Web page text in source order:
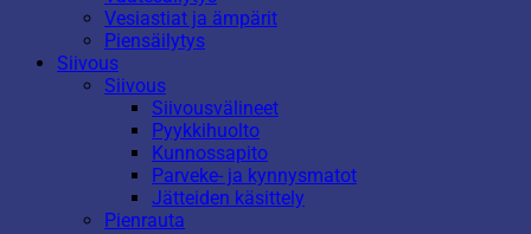
Vesiastiat ja ämpärit
Piensäilytys
Siivous
Siivous
Siivousvälineet
Pyykkihuolto
Kunnossapito
Parveke- ja kynnysmatot
Jätteiden käsittely
Pienrauta